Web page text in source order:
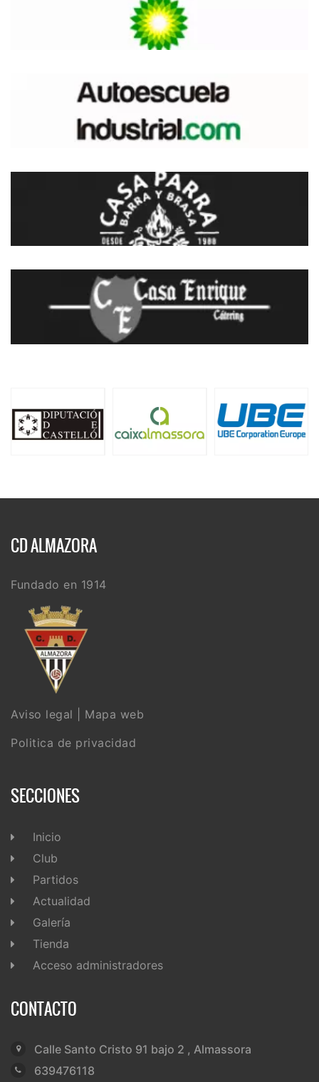
CD ALMAZORA
Fundado en 1914
Aviso legal
Mapa web
Politica de privacidad
SECCIONES
Inicio
Club
Partidos
Actualidad
Galería
Tienda
Acceso administradores
CONTACTO
Calle Santo Cristo 91 bajo 2 , Almassora
639476118